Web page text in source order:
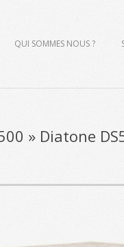
QUI SOMMES NOUS ?
» Diatone